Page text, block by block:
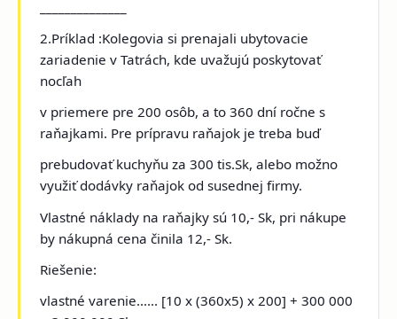
2.Príklad :Kolegovia si prenajali ubytovacie
zariadenie v Tatrách, kde uvažujú poskytovať
nocľah
v priemere pre 200 osôb, a to 360 dní ročne s
raňajkami. Pre prípravu raňajok je treba buď
prebudovať kuchyňu za 300 tis.Sk, alebo možno
využiť dodávky raňajok od susednej firmy.
Vlastné náklady na raňajky sú 10,- Sk, pri nákupe
by nákupná cena činila 12,- Sk.
Riešenie:
vlastné varenie...... [10 x (360x5) x 200] + 300 000